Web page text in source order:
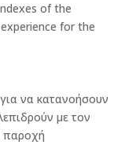
of the
for the
να κατανοήσουν
με τον
παροχή